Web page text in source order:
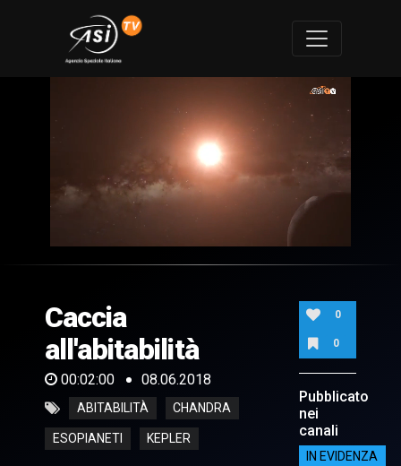
of
0
Caccia
all'abitabilità
00:02:00 08.06.2018
ABITABILITÀ CHANDRA
ESOPIANETI KEPLER
0
0
Pubblicato
nei
canali
IN EVIDENZA